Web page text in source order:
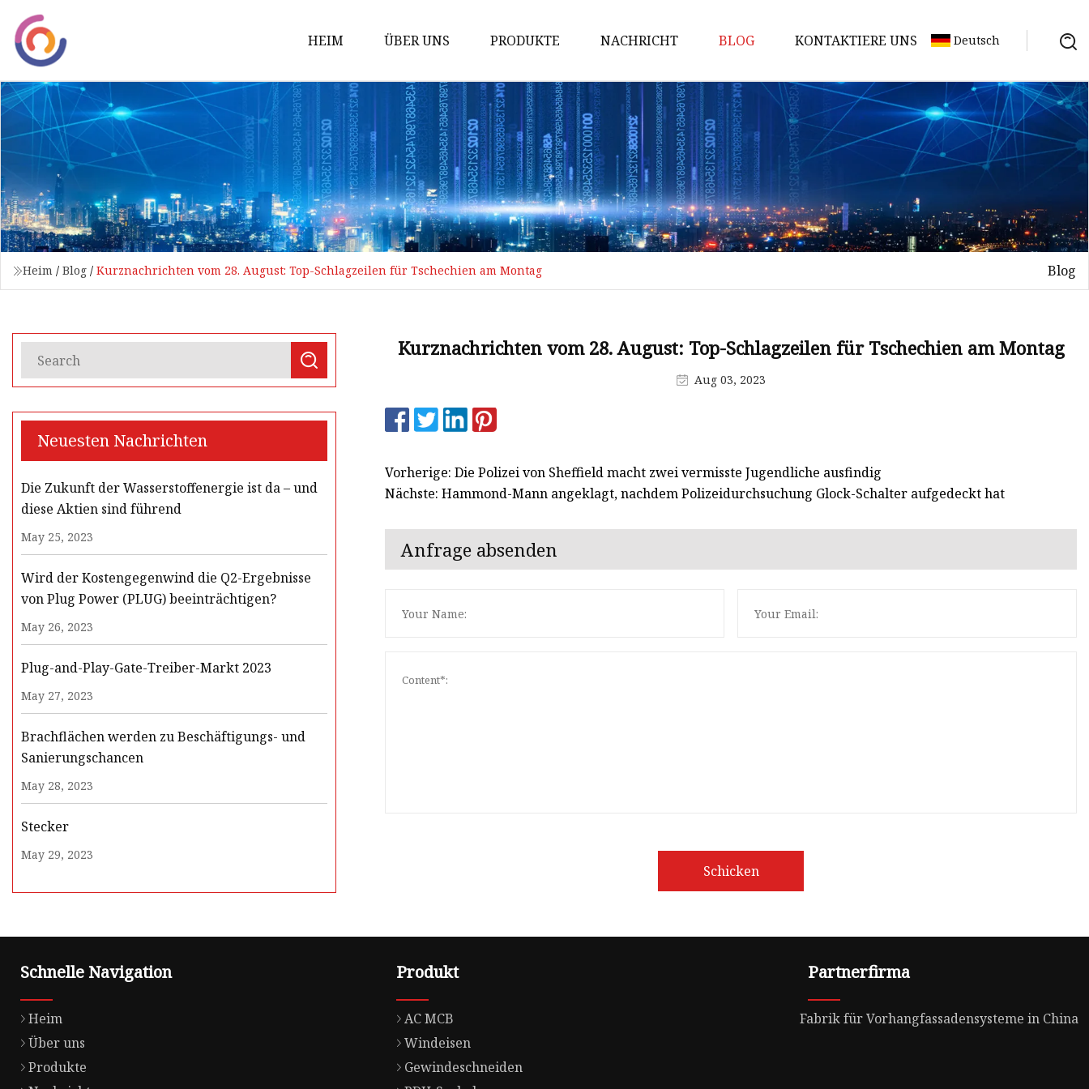
HEIM ÜBER UNS PRODUKTE
AC MCB
Windeisen
Gewindeschneiden
PDU-Sockel
Industriestecker
Industriesteckdose
Industrieller Steckverbinder
Über-Unterspannungsschutz
NACHRICHT BLOG KONTAKTIERE UNS Deutsch
Heim / Blog / Kurznachrichten vom 28. August: Top-Schlagzeilen für Tschechien am Montag Blog
Neuesten Nachrichten
Die Zukunft der Wasserstoffenergie ist da – und
diese Aktien sind führend
May 25, 2023
Wird der Kostengegenwind die Q2-Ergebnisse
von Plug Power (PLUG) beeinträchtigen?
May 26, 2023
Plug-and-Play-Gate-Treiber-Markt 2023
May 27, 2023
Brachflächen werden zu Beschäftigungs- und
Sanierungschancen
May 28, 2023
Stecker
May 29, 2023
Kurznachrichten vom 28. August: Top-Schlagzeilen für Tschechien am Montag
Aug 03, 2023
Vorherige: Die Polizei von Sheffield macht zwei vermisste Jugendliche ausfindig
Nächste: Hammond-Mann angeklagt, nachdem Polizeidurchsuchung Glock-Schalter aufgedeckt hat
Anfrage absenden
Schicken
Schnelle Navigation
Heim
Über uns
Produkte
Produkt
AC MCB
Windeisen
Gewindeschneiden
Partnerfirma
Fabrik für Vorhangfassadensysteme in China